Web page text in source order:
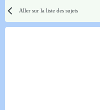
Aller sur la liste des sujets